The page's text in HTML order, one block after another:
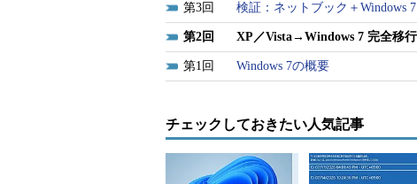
Windows XP同士のように「単に同じフ
ば済む」というわけにはいかない。そ
Windows XPからWindows 7への乗り換
ユーザー環境の移行を中心に、
なお、環境移行をきっかけとして不
理、あるいはファイルを配置するフォ
3 検証：ネットブック＋Windows 7
2 XP／Vista→Windows 7 完全移
1 Windows 7の概要
チェックしておきたい人気記事